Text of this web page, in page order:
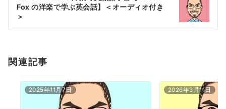
ン
Fox の洋楽で学ぶ英会話】＜オーディオ付き
＞
関連記事
2025年11月7日 2026年3月11日